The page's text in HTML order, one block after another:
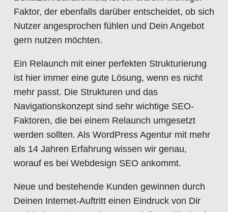
Faktor, der ebenfalls darüber entscheidet, ob sich
Nutzer angesprochen fühlen und Dein Angebot
gern nutzen möchten.
Ein Relaunch mit einer perfekten Strukturierung
ist hier immer eine gute Lösung, wenn es nicht
mehr passt. Die Strukturen und das
Navigationskonzept sind sehr wichtige SEO-
Faktoren, die bei einem Relaunch umgesetzt
werden sollten. Als WordPress Agentur mit mehr
als 14 Jahren Erfahrung wissen wir genau,
worauf es bei Webdesign SEO ankommt.
Neue und bestehende Kunden gewinnen durch
Deinen Internet-Auftritt einen Eindruck von Dir